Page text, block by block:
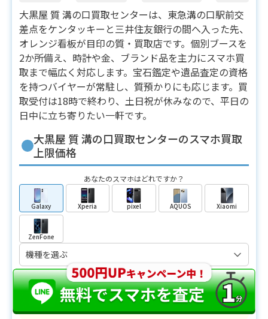
大黒屋 質 溝の口買取センターは、東急溝の口駅前交
差点をケンタッキーと三井住友銀行の間へ入った先、
オレンジ看板が目印の質・買取店です。個別ブースを
2か所備え、時計や金、ブランド品を主力にスマホ買
取まで幅広く対応します。宝石鑑定や遺品査定の資格
を持つバイヤーが常駐し、質預かりにも応じます。買
取受付は18時で終わり、土日祝が休みなので、平日の
日中に立ち寄りたい一軒です。
大黒屋 質 溝の口買取センターのスマホ買取
上限価格
あなたのスマホはどれですか？
Galaxy Xperia pixel AQUOS Xiaomi
ZenFone
Galaxyの上限買取価格
新品
¥171,000